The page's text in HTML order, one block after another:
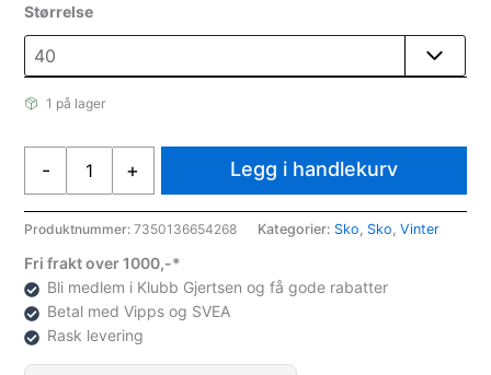
Størrelse
1 på lager
-
Low
Sort
antall
+ Legg i handlekurv
Produktnummer:7350136654268 Kategorier: Sko, Sko,Vinter
Fri frakt over 1000,-*
Bli medlem i Klubb Gjertsen og få gode rabatter
Betal med Vipps og SVEA
Rask levering